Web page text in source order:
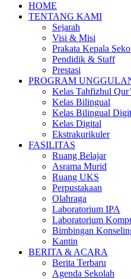
HOME
TENTANG KAMI
Sejarah
Visi & Misi
Prakata Kepala
Pendidik & Staff
Prestasi
PROGRAM
Kelas Tahfizhul
Kelas Bilingual
Kelas Bilingual
Kelas Digital
Ekstrakurikuler
FASILITAS
Ruang Belajar
Asrama Murid
Ruang UKS
Perpustakaan
Olahraga
Laboratorium IPA
Laboratorium
Bimbingan
Kantin
BERITA & ACARA
Berita Terbaru
Agenda Sekolah